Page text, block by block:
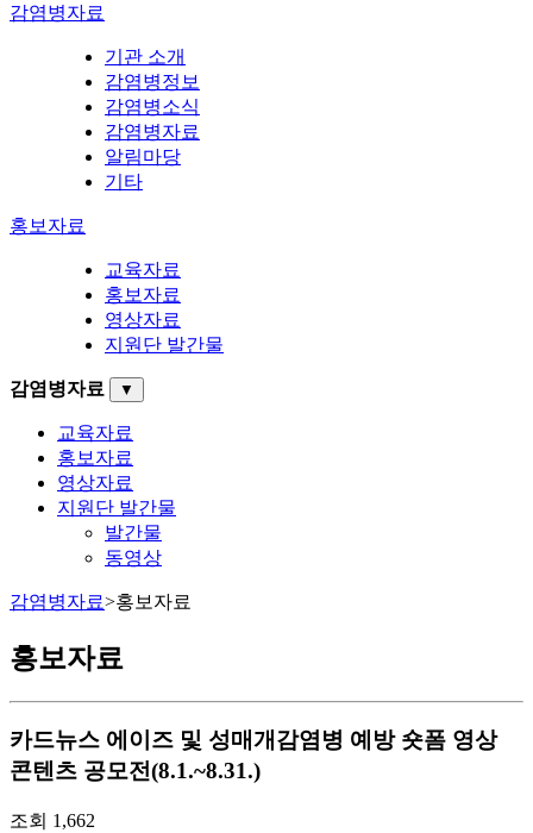
감염병자료
기관 소개
감염병정보
감염병소식
감염병자료
알림마당
기타
홍보자료
교육자료
홍보자료
영상자료
지원단 발간물
감염병자료 ▼
교육자료
홍보자료
영상자료
지원단 발간물
발간물
동영상
감염병자료>홍보자료
홍보자료
카드뉴스 에이즈 및 성매개감염병 예방 숏폼 영상
콘텐츠 공모전(8.1.~8.31.)
조회 1,662